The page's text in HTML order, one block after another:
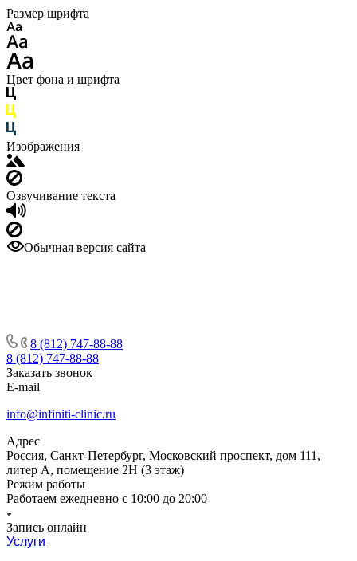
Размер шрифта
Цвет фона и шрифта
Изображения
Озвучивание текста
Обычная версия сайта
8 (812) 747-88-88
8 (812) 747-88-88
Заказать звонок
E-mail
info@infiniti-clinic.ru
Адрес
Россия, Санкт-Петербург, Московский проспект, дом 111,
литер А, помещение 2Н (3 этаж)
Режим работы
Работаем ежедневно с 10:00 до 20:00
Запись онлайн
Услуги